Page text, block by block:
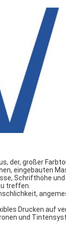
der, großer
eingebauten
Schrifthöhe
treffen.
Drucken auf
und